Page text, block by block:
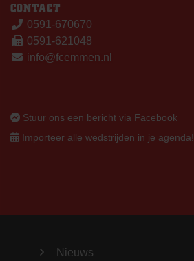
CONTACT
0591-670670
0591-621048
info@fcemmen.nl
Stuur ons een bericht via Facebook
Importeer alle wedstrijden in je agenda!
Nieuws